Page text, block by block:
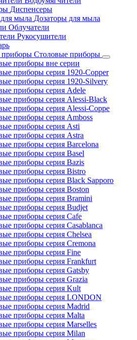
Диспенсеры
Дозаторы для мыла
Облучатели
Рукосушители
Столовые приборы
приборы вне серии
приборы серия 1920-Copper
приборы серия 1920-Silvery
приборы серия Adele
приборы серия Alessi-Black
приборы серия Alessi-Coppe
приборы серия Amboss
приборы серия Asti
приборы серия Astra
приборы серия Barcelona
приборы серия Basel
приборы серия Bazis
приборы серия Bistro
приборы серия Black Sapporo
приборы серия Boston
приборы серия Bramini
приборы серия Budjet
приборы серия Cafe
приборы серия Casablanca
приборы серия Chelsea
приборы серия Cremona
приборы серия Fine
приборы серия Frankfurt
приборы серия Gatsby
приборы серия Grazia
приборы серия Kult
приборы серия LONDON
приборы серия Madrid
приборы серия Malta
приборы серия Marselles
приборы серия Milan